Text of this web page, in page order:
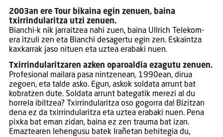
2003an ere Tour bikaina egin zenuen, baina
txirrindularitza utzi zenuen.
Bianchi-k nik jarraitzea nahi zuen, baina Ullrich Telekom-
era itzuli zen eta Bianchi desagertu egin zen. Eskaintza
kaxkarrak jaso nituen eta uztea erabaki nuen.
Txirrindularitzaren azken oparoaldia ezagutu zenuen.
Profesional mailara pasa nintzenean, 1990ean, dirua
zegoen, eta talde asko. Egun, askok soldata arrunt bat
kobratzen dute. Soldata arrunt bategatik merezi al du
horrela ibiltzea? Txirrindularitza oso gogorra da! Bizitzan
dena ez da txirrindularitza eta uztea erabaki nuen. Pena
pixka bat eman zidan, baina ez zen trauma bat izan.
Emaztearen lehengusu batek Irañetan behitegia du,